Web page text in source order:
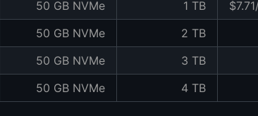
50 GB NVMe 1 TB
50 GB NVMe 2 TB
50 GB NVMe 3 TB
50 GB NVMe 4 TB